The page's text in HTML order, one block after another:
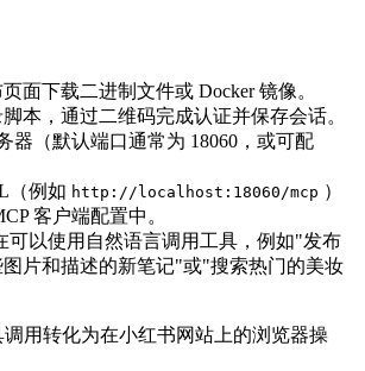
面下载二进制文件或 Docker 镜像。
本，通过二维码完成认证并保存会话。
器（默认端口通常为 18060，或可配
（例如 http://localhost:18060/mcp ）
客户端配置中。
可以使用自然语言调用工具，例如"发布
片和描述的新笔记"或"搜索热门的美妆
调用转化为在小红书网站上的浏览器操